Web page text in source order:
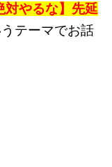
対やるな】先延
うテーマでお話